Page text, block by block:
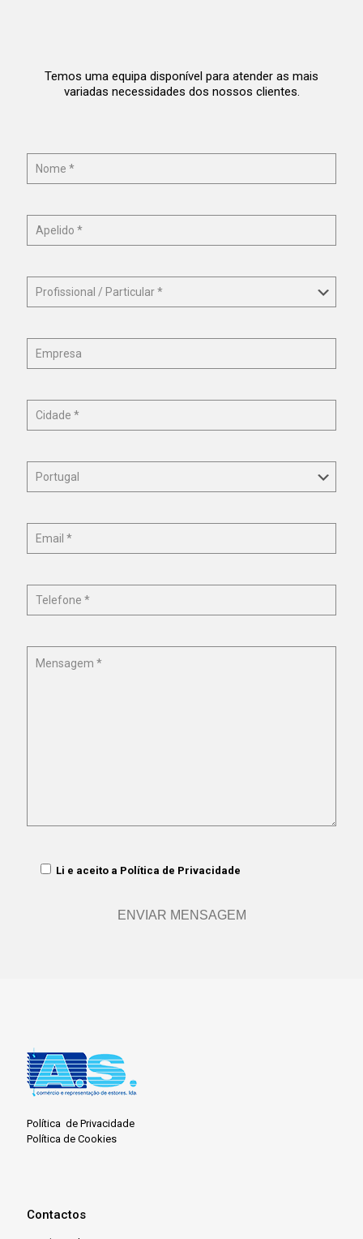
Temos uma equipa disponível para atender as mais
variadas necessidades dos nossos clientes.
Li e aceito a Política de Privacidade
Política de Privacidade
Política de Cookies
Contactos